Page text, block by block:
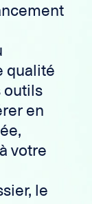
qualité
outils
en
votre
le